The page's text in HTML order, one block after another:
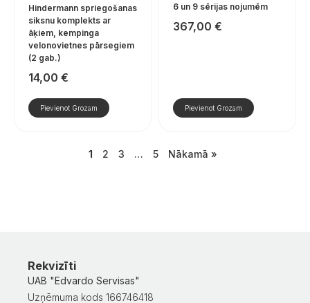
Hindermann spriegošanas
siksnu komplekts ar
āķiem, kempinga
velonovietnes pārsegiem
(2 gab.)
14,00 €
Pievienot Grozam
6 un 9 sērijas nojumēm
367,00 €
Pievienot Grozam
1 2 3 … 5 Nākamā »
Rekvizīti
UAB "Edvardo Servisas"
Uzņēmuma kods 166746418